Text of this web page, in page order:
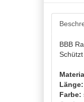
BBB
Länge:
Farbe: